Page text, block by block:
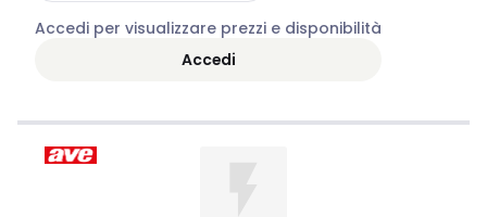
Accedi per visualizzare prezzi e disponibilità
Accedi